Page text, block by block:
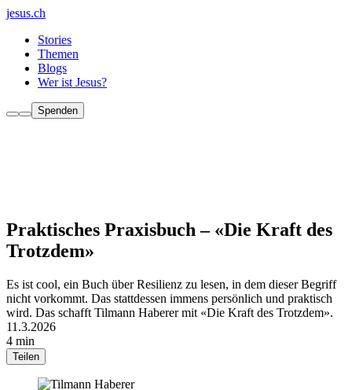
jesus.ch
Stories
Themen
Blogs
Wer ist Jesus?
Spenden
Praktisches Praxisbuch – «Die Kraft des
Trotzdem»
Es ist cool, ein Buch über Resilienz zu lesen, in dem dieser Begriff
nicht vorkommt. Das stattdessen immens persönlich und praktisch
wird. Das schafft Tilmann Haberer mit «Die Kraft des Trotzdem».
11.3.2026
4 min
Teilen